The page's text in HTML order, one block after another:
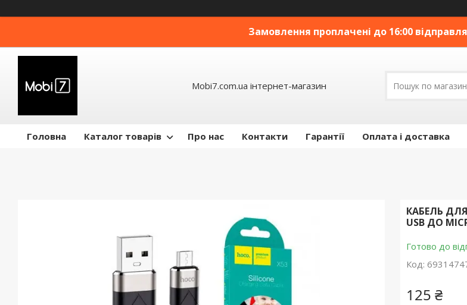
Замовлення проплачені до 16:00
Mobi7.com.ua інтернет-магазин
Головна Каталог товарів Про нас Контакти Гарантії Оплата і доставка
КАБЕЛЬ
USB ДО
Готово до
Код:
125 ₴